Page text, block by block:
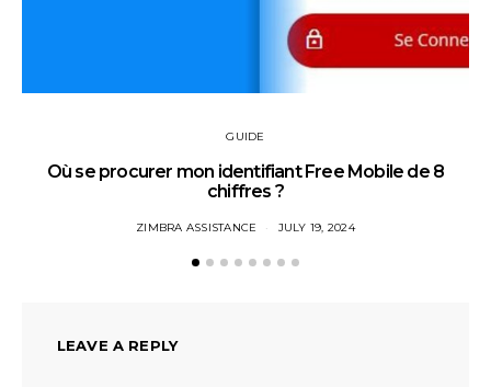
GUIDE
Où se procurer mon identifiant Free Mobile de 8
chiffres ?
ZIMBRA ASSISTANCE JULY 19, 2024
LEAVE A REPLY